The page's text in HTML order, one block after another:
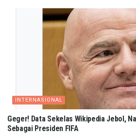
INTERNASIONAL
Geger! Data Sekelas Wikipedia Jebol,
Sebagai Presiden FIFA